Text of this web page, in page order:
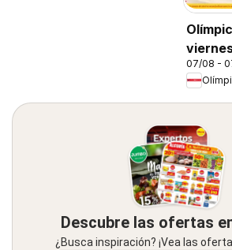
07/08 -
Descubre las ofertas
¿Busca inspiración? ¡Vea las